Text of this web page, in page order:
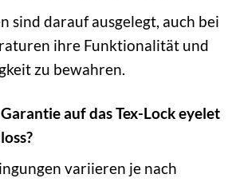
sind darauf ausgelegt, auch bei
ihre Funktionalität und
zu bewahren.
auf das Tex-Lock eyelet
variieren je nach